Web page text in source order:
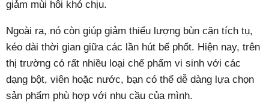
giảm mùi hôi khó chịu.
Ngoài ra, nó còn giúp giảm thiểu lượng bùn cặn tích tụ,
kéo dài thời gian giữa các lần hút bể phốt. Hiện nay, trên
thị trường có rất nhiều loại chế phẩm vi sinh với các
dạng bột, viên hoặc nước, bạn có thể dễ dàng lựa chọn
sản phẩm phù hợp với nhu cầu của mình.